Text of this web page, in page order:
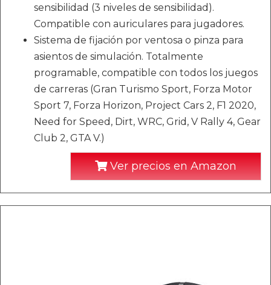
sensibilidad (3 niveles de sensibilidad).
Compatible con auriculares para jugadores.
Sistema de fijación por ventosa o pinza para
asientos de simulación. Totalmente
programable, compatible con todos los juegos
de carreras (Gran Turismo Sport, Forza Motor
Sport 7, Forza Horizon, Project Cars 2, F1 2020,
Need for Speed, Dirt, WRC, Grid, V Rally 4, Gear
Club 2, GTA V.)
Ver precios en Amazon